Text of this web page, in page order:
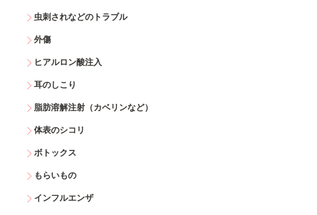
虫刺されなどのトラブル
外傷
ヒアルロン酸注入
耳のしこり
脂肪溶解注射（カベリンなど）
体表のシコリ
ボトックス
もらいもの
インフルエンザ